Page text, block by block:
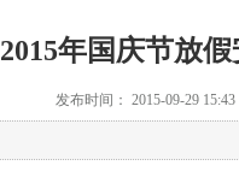
2015年国庆节放
发布时间： 2015-09-29